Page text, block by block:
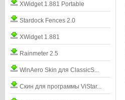
XWidget 1.881 Portable
Stardock Fences 2.0
XWidget 1.881
Rainmeter 2.5
WinAero Skin для ClassicS...
Скин для программы ViStar...